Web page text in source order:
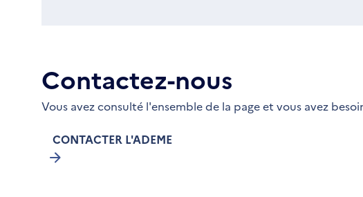
Contactez-nous
Vous avez consulté l'ensemble de la page et vous avez
CONTACTER L'ADEME